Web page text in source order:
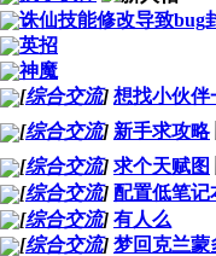
诛仙技能修改导致bug
英招
神魔
[综合交流] 想找小伙伴
[综合交流] 新手求攻略
[综合交流] 求个天赋图
[综合交流] 配置低笔记
[综合交流] 有人么
[综合交流] 梦回克兰蒙